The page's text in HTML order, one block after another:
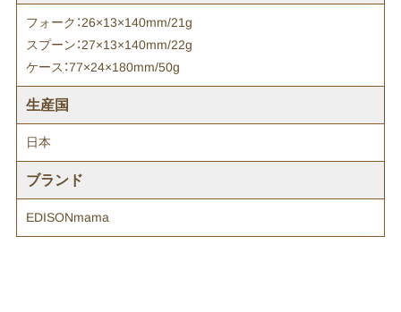
フォーク：26×13×140mm/21g
スプーン：27×13×140mm/22g
ケース：77×24×180mm/50g
生産国
日本
ブランド
EDISONmama